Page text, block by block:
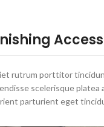
rutrum porttitor
scelerisque
parturient eget